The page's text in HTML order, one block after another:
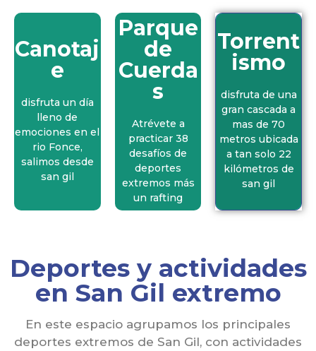
Canotaj
e
disfruta un día
lleno de
emociones en el
rio Fonce,
salimos desde
san gil
ce
3.9 (48
opinio
nes) -
horas -
🤷‍♀️
Españ
ol- 🚍
Transp
orte y
maríti
Ver
opciones
Parque
de
Cuerda
s
Atrévete a
practicar 38
desafíos de
deportes
extremos más
un rafting
emo
s
mas
rafti
ng
4.1 (7
nes) -
⏱ 7
horas -
🤷‍♀️
Españ
ol - 🚤
Ver
opciones
Torrent
ismo
disfruta de una
gran cascada a
mas de 70
metros ubicada
a tan solo 22
kilómetros de
san gil
en
gil
4.2 (30
nes) -
⏱ 6
horas -
🤷‍♀️
Españ
ol- 🚤
Maríti
Deportes y actividades
en San Gil extremo
En este espacio agrupamos los principales
deportes extremos de San Gil, con actividades